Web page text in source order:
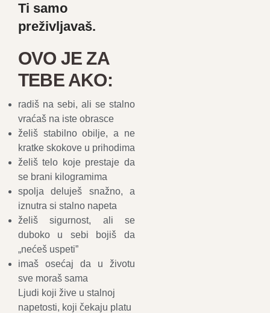
Ti samo
preživljavaš.
OVO JE ZA
TEBE AKO:
radiš na sebi, ali se stalno
vraćaš na iste obrasce
želiš stabilno obilje, a ne
kratke skokove u prihodima
želiš telo koje prestaje da
se brani kilogramima
spolja deluješ snažno, a
iznutra si stalno napeta
želiš sigurnost, ali se
duboko u sebi bojiš da
„nećeš uspeti”
imaš osećaj da u životu
sve moraš sama
Ljudi koji žive u stalnoj
napetosti, koji čekaju platu